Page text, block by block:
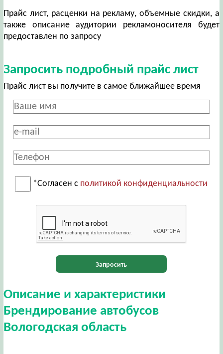
Прайс лист, расценки на рекламу, объемные скидки, а
также описание аудитории рекламоносителя будет
предоставлен по запросу
Запросить подробный прайс лист
Прайс лист вы получите в самое ближайшее время
*Согласен с политикой конфиденциальности
Запросить
Описание и характеристики
Брендирование автобусов
Вологодская область